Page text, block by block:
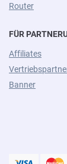
Router
FÜR
Affiliates
Banner